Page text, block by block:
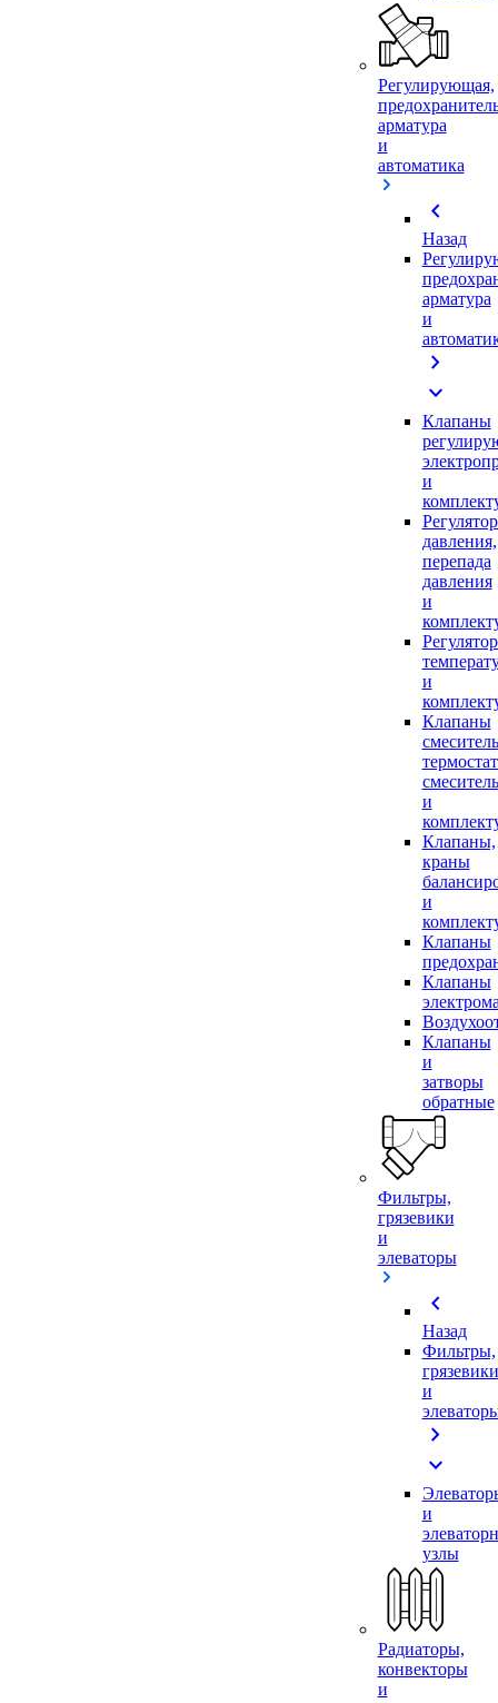
Регулирующая,
арматура
и
автоматика
chevron_left
Назад
арматура
и
chevron_right
expand_more
Клапаны
и
давления,
перепада
давления
и
и
Клапаны
и
Клапаны,
краны
и
Клапаны
Клапаны
Клапаны
и
затворы
обратные
Фильтры,
грязевики
и
элеваторы
chevron_left
Назад
Фильтры,
грязевики
и
chevron_right
expand_more
и
узлы
Радиаторы,
конвекторы
и